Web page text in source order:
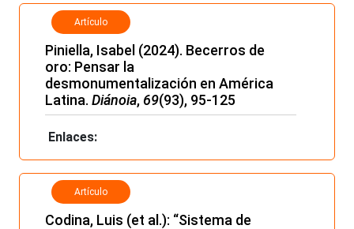
Artículo
Piniella, Isabel (2024). Becerros de
oro: Pensar la
desmonumentalización en América
Latina. Diánoia, 69(93), 95-125
Enlaces:
Artículo
Codina, Luis (et al.): “Sistema de